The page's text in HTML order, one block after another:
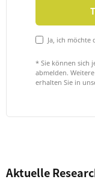
Ja, ich
* Sie können sich
abmelden.
erhalten Sie in
Aktuelle